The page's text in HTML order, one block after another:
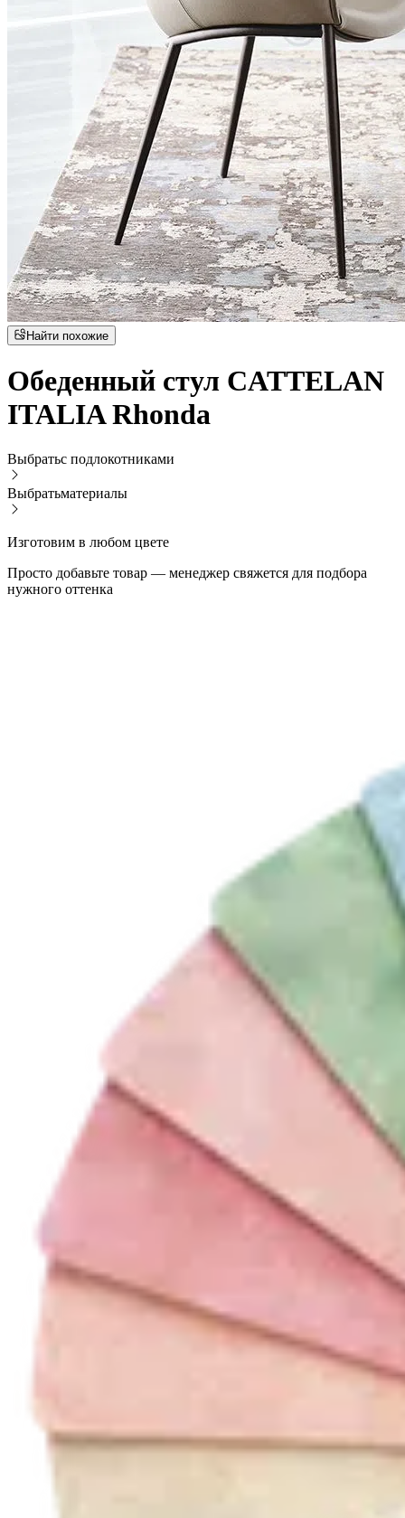
Найти похожие
Обеденный стул CATTELAN
ITALIA Rhonda
Выбратьс подлокотниками
Выбратьматериалы
Изготовим в любом цвете
Просто добавьте товар — менеджер свяжется для подбора
нужного оттенка